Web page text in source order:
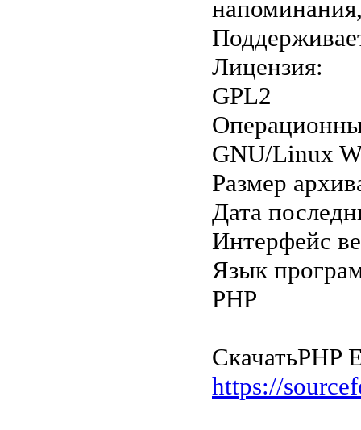
Лицензия:
GPL2
GNU/Linux
Размер
Дата
Интерфейс
Язык
PHP
СкачатьPHP
https://